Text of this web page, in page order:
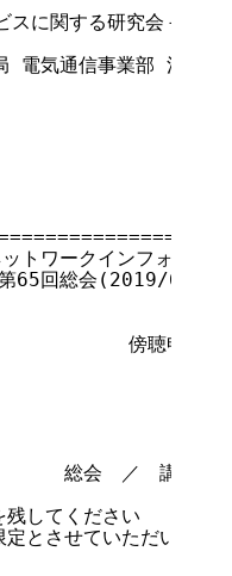
に関する研究会－中間
電気通信事業部 消費者
トワークインフォメー
回総会(2019/6/18)
傍聴申込書
　　総会　／　講演会
してください
とさせていただいてお